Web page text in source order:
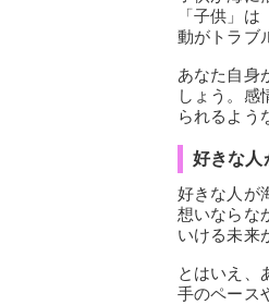
「子供」
動がトラブ
あなた自身
しょう。感
られるよう
好きな人
好きな人が
想いならな
いける未来
とはいえ、
手のペース